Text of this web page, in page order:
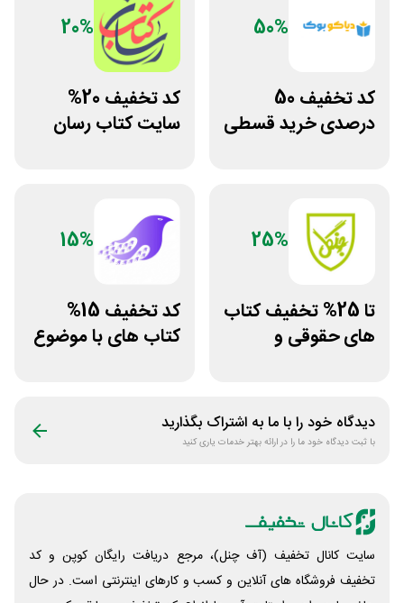
50%
کد تخفیف 50
درصدی خرید قسطی
20%
کد تخفیف 20%
سایت کتاب رسان
25%
تا 25% تخفیف کتاب
های حقوقی و
15%
کد تخفیف 15%
کتاب های با موضوع
دیدگاه خود را با ما به اشتراک بگذارید
با ثبت دیدگاه خود ما را در ارائه بهتر خدمات یاری کنید
سایت کانال تخفیف (آف چنل)، مرجع دریافت رایگان کوپن و کد
تخفیف فروشگاه های آنلاین و کسب و‌ کارهای اینترنتی است. در حال